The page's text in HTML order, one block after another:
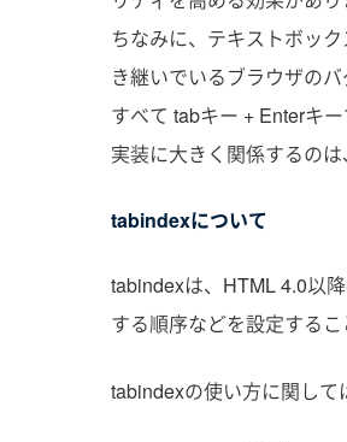
ちなみに、テキストボッ
き継いでいるブラウザの
すべて tabキー + Enterキ
実装に大きく関係するのは
tabindexについて
tabindexは、HTML 4.0以
する順序などを設定するこ
tabindexの使い方に関して